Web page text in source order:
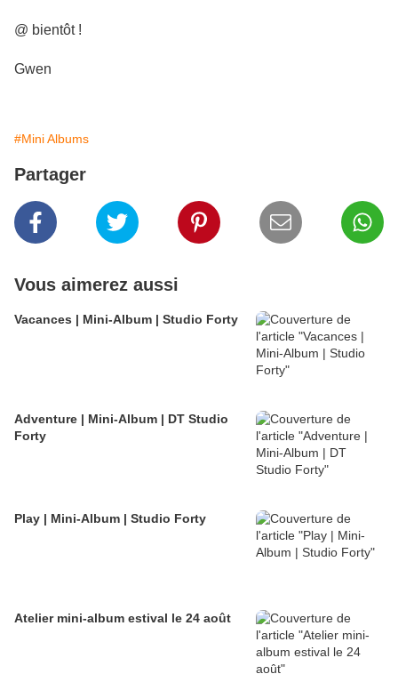
@ bientôt !
Gwen
#Mini Albums
Partager
Vous aimerez aussi
Vacances | Mini-Album | Studio Forty
Adventure | Mini-Album | DT Studio
Forty
Play | Mini-Album | Studio Forty
Atelier mini-album estival le 24 août